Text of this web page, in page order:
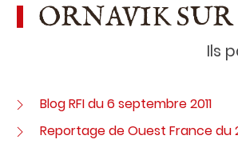
ORNAVIK
Ils
Blog RFI du 6 septembre 2011
Reportage de Ouest France du